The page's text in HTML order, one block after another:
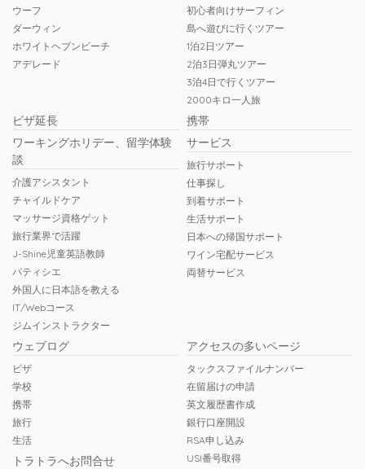
ウーフ
ダーウィン
ホワイトヘブンビーチ
アデレード
初心者向けサーフィン
島へ遊びに行くツアー
1泊2日ツアー
2泊3日弾丸ツアー
3泊4日で行くツアー
2000キロ一人旅
ビザ延長
ワーキングホリデー、留学体験
談
介護アシスタント
チャイルドケア
マッサージ資格ゲット
旅行業界で活躍
J-Shine児童英語教師
パティシエ
外国人に日本語を教える
IT/Webコース
ジムインストラクター
携帯
サービス
旅行サポート
仕事探し
到着サポート
生活サポート
日本への帰国サポート
ワイン宅配サービス
両替サービス
ウェブログ
ビザ
学校
携帯
旅行
生活
トラトラへお問合せ
アクセスの多いページ
タックスファイルナンバー
在留届けの申請
英文履歴書作成
銀行口座開設
RSA申し込み
USI番号取得